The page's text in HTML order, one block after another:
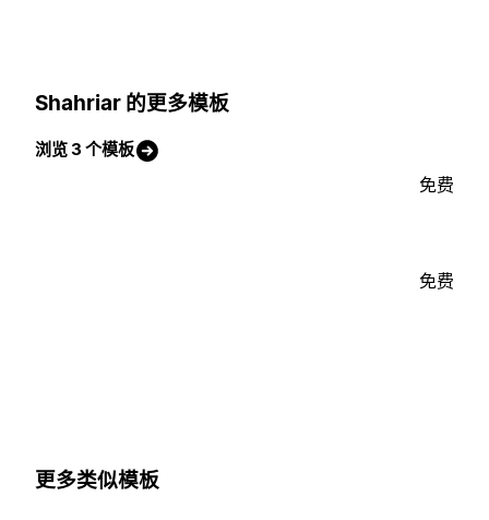
Shahriar 的更多模板
浏览 3 个模板
免费
免费
更多类似模板